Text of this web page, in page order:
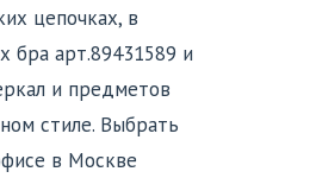
цепочках, в
бра арт.89431589 и
и предметов
стиле. Выбрать
в Москве